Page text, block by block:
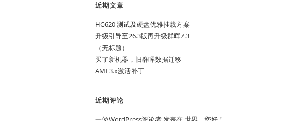
近期文章
HC620 测试及硬盘优雅挂载方案
升级引导至26.3版再升级群晖7.3
（无标题）
买了新机器，旧群晖数据迁移
AME3.x激活补丁
近期评论